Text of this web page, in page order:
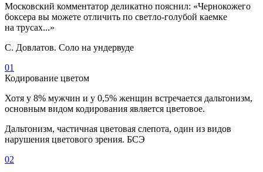
Московский комментатор деликатно пояснил: «Чернокожего
боксера вы можете отличить по светло-голубой каемке
на трусах...»
С. Довлатов. Соло на ундервуде
01
Кодирование цветом
Хотя у 8% мужчин и у 0,5% женщин встречается дальтонизм,
основным видом кодирования является цветовое.
Дальтонизм, частичная цветовая слепота, один из видов
нарушения цветового зрения. БСЭ
02